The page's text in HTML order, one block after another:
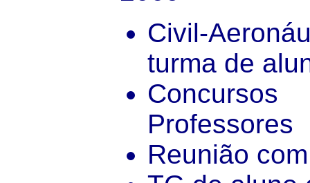
Civil-
turma de
Professores
Reunião